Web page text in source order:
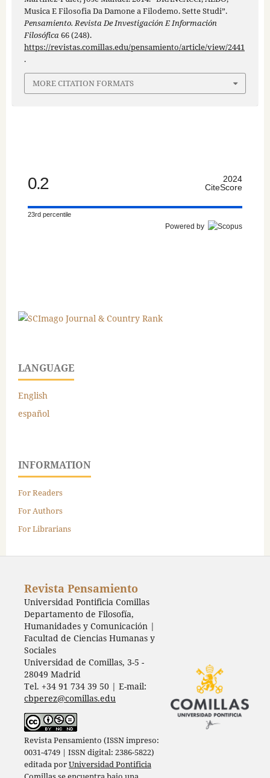
Musica E Filosofia Da Damone a Filodemo. Sette Studi”.
Pensamiento. Revista De Investigación E Información
Filosófica66 (248).
https://revistas.comillas.edu/pensamiento/article/view/2441
.
MORE CITATION FORMATS
0.2
2024
CiteScore
23rd percentile
Powered by
LANGUAGE
English
español
INFORMATION
For Readers
For Authors
For Librarians
Revista Pensamiento
Universidad Pontificia Comillas
Departamento de Filosofía,
Humanidades y Comunicación |
Facultad de Ciencias Humanas y
Sociales
Universidad de Comillas, 3-5 -
28049 Madrid
Tel. +34 91 734 39 50 | E-mail:
cbperez@comillas.edu
Revista Pensamiento (ISSN impreso:
0031-4749 | ISSN digital: 2386-5822)
editada porUniversidad Pontificia